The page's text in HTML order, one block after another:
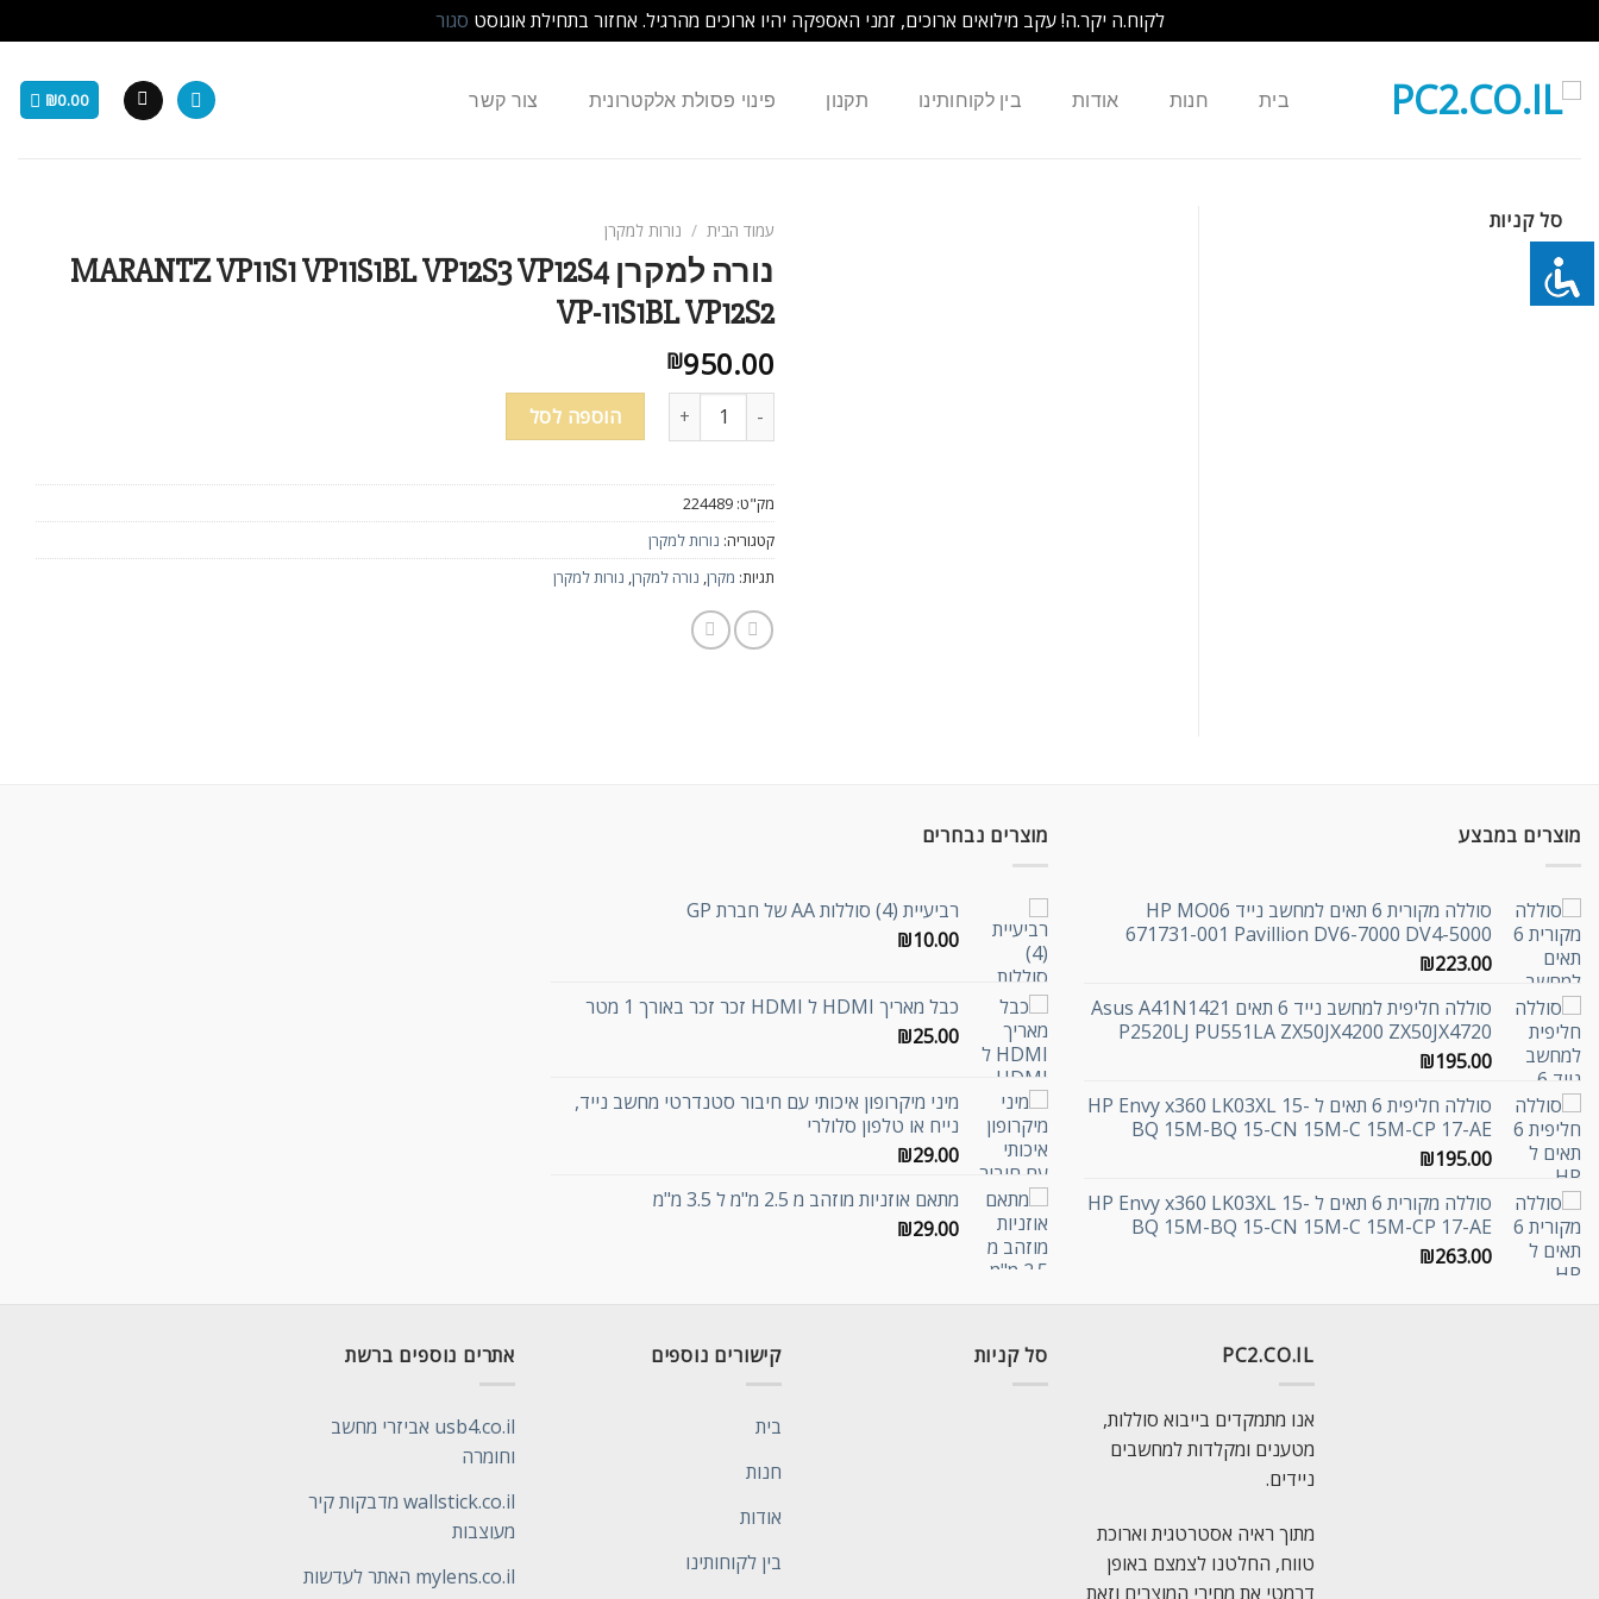
לקוח.ה יקר.ה! עקב מילואים ארוכים, זמני האספקה יהיו ארוכים מהרגיל. אחזור בתחילת אוגוסט סגור
content
בית חנות אודות בין לקוחותינו תקנון פינוי פסולת אלקטרונית צור קשר ₪0.00
סל קניות עמוד הבית / נורות למקרן
נורה למקרן MARANTZ VP11S1 VP11S1BL VP12S3 VP12S4
VP-11S1BL VP12S2
₪950.00
כמות של נורה למקרן MARANTZ VP11S1 VP11S1BL VP12S3 VP12S4 VP-11S1BL VP12S2 הוספה לסל
מק"ט: 224489
קטגוריה: נורות למקרן
תגיות: מקרן, נורה למקרן, נורות למקרן
מוצרים במבצע
סוללה מקורית 6 תאים למחשב נייד HP MO06
671731-001 Pavillion DV6-7000 DV4-5000
₪223.00
סוללה חליפית למחשב נייד 6 תאים Asus A41N1421
P2520LJ PU551LA ZX50JX4200 ZX50JX4720
₪195.00
סוללה חליפית 6 תאים ל HP Envy x360 LK03XL 15-
BQ 15M-BQ 15-CN 15M-C 15M-CP 17-AE
₪195.00
סוללה מקורית 6 תאים ל HP Envy x360 LK03XL 15-
BQ 15M-BQ 15-CN 15M-C 15M-CP 17-AE
₪263.00
מוצרים נבחרים
רביעיית (4) סוללות AA של חברת GP
₪10.00
כבל מאריך HDMI ל HDMI זכר זכר באורך 1 מטר
₪25.00
מיני מיקרופון איכותי עם חיבור סטנדרטי מחשב נייד,
נייח או טלפון סלולרי
₪29.00
מתאם אוזניות מוזהב מ 2.5 מ"מ ל 3.5 מ"מ
₪29.00
PC2.CO.IL
אנו מתמקדים בייבוא סוללות,
מטענים ומקלדות למחשבים
ניידים.
מתוך ראיה אסטרטגית וארוכת
טווח, החלטנו לצמצם באופן
דרמטי את מחירי המוצרים וזאת
סל קניות קישורים נוספים
בית
חנות
אודות
בין לקוחותינו
אתרים נוספים ברשת
usb4.co.il אביזרי מחשב
וחומרה
wallstick.co.il מדבקות קיר
מעוצבות
mylens.co.il האתר לעדשות